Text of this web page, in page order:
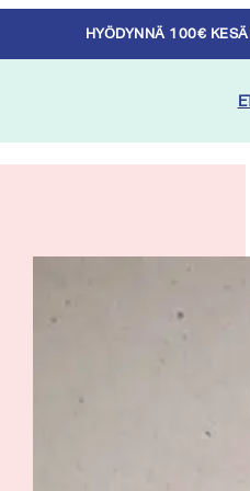
HYÖDYNNÄ 100€